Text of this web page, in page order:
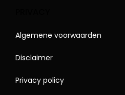
Algemene voorwaarden
Disclaimer
Privacy policy